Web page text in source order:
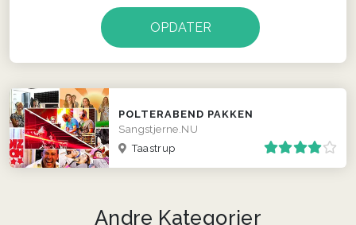
POLTERABEND PAKKEN
Sangstjerne.NU
Taastrup
Andre Kategorier